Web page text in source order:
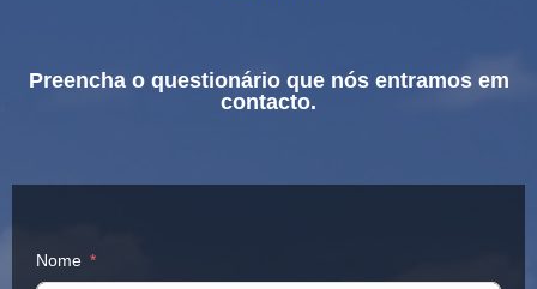
Preencha o questionário que nós entramos em
contacto.
Nome